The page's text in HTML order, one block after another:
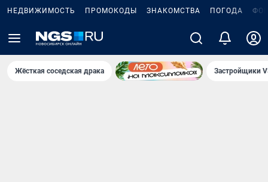
НЕДВИЖИМОСТЬ ПРОМОКОДЫ ЗНАКОМСТВА ПОГОДА
Жёсткая соседская драка Застройщики